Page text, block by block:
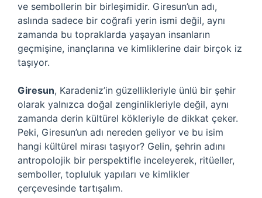
ve sembollerin bir birleşimidir. Giresun’un adı,
aslında sadece bir coğrafi yerin ismi değil, aynı
zamanda bu topraklarda yaşayan insanların
geçmişine, inançlarına ve kimliklerine dair birçok iz
taşıyor.
Giresun, Karadeniz’in güzellikleriyle ünlü bir şehir
olarak yalnızca doğal zenginlikleriyle değil, aynı
zamanda derin kültürel kökleriyle de dikkat çeker.
Peki, Giresun’un adı nereden geliyor ve bu isim
hangi kültürel mirası taşıyor? Gelin, şehrin adını
antropolojik bir perspektifle inceleyerek, ritüeller,
semboller, topluluk yapıları ve kimlikler
çerçevesinde tartışalım.